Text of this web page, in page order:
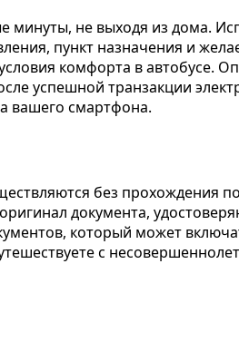
минуты, не выходя из дома.
пункт назначения и
комфорта в автобусе.
успешной транзакции
вашего смартфона.
без прохождения
документа,
который может
с